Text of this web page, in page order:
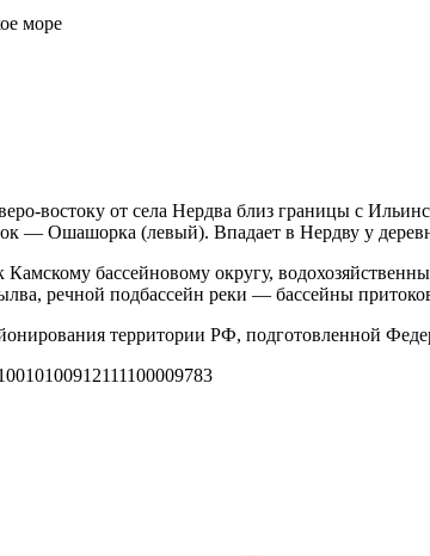
море
востоку от села Нердва близ границы с
— Ошашорка (левый). Впадает в Нердву у
бассейновому округу,
речной подбассейн реки — бассейны
территории РФ, подготовленной